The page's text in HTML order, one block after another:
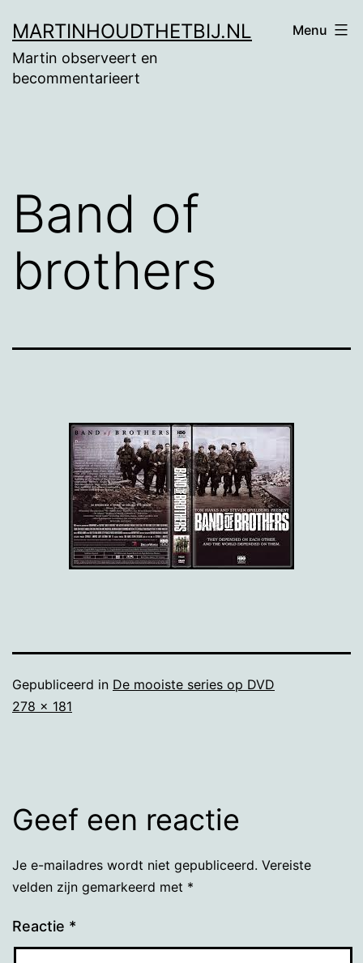
naar
de
MARTINHOUDTHETBIJ.NL
Martin observeert en
becommentarieert
Menu
Band of
brothers
Gepubliceerd in De mooiste series op DVD
Volledige
278 × 181
Geef een reactie
Je e-mailadres wordt niet gepubliceerd. Vereiste
velden zijn gemarkeerd met *
Reactie *